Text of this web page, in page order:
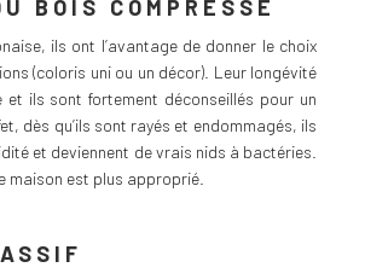
BOIS COMPRESSÉ
ils ont l’avantage de donner le choix
(coloris uni ou un décor). Leur longévité
et ils sont fortement déconseillés pour un
dès qu’ils sont rayés et endommagés, ils
et deviennent de vrais nids à bactéries.
maison est plus approprié.